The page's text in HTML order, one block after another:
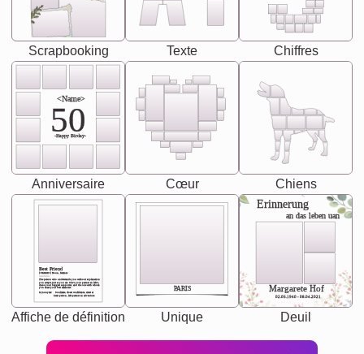
Scrapbooking Texte Chiffres
<Name>
50
-Happy Birday-
Anniversaire Cœur Chiens
Best Friend
[<NAME>] Noun, feminie
Synonyms: Soulmate, closet confidante, sister at
heart person, life partner in adventure.
The person who understands you without explanation
you accepts just as you are. She's your partner in life's,
chaos your biggest supporter, and the one with whom
you share your best memories.
Affiche de définition
PARIS
Unique
Erinnerung
an das leben uan
Margarete Hof
02.05.1940 - 08.04.2021
Deuil